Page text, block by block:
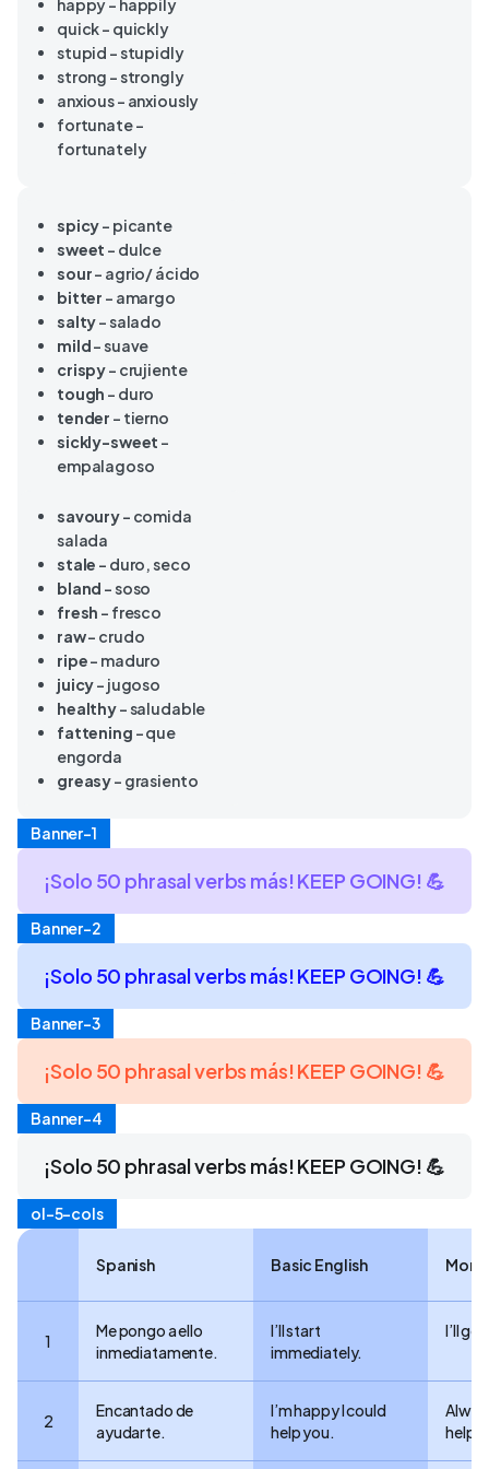
happy – happily
quick – quickly
stupid – stupidly
strong – strongly
anxious – anxiously
fortunate –
fortunately
spicy– picante
sweet – dulce
sour– agrio/ ácido
bitter – amargo
salty– salado
mild– suave
crispy– crujiente
tough – duro
tender – tierno
sickly-sweet –
empalagoso
savoury– comida
salada
stale – duro, seco
bland – soso
fresh – fresco
raw– crudo
ripe– maduro
juicy– jugoso
healthy– saludable
fattening – que
engorda
greasy– grasiento
Banner-1
¡Solo 50 phrasal verbs más! KEEP GOING! 💪
Banner-2
¡Solo 50 phrasal verbs más! KEEP GOING! 💪
Banner-3
¡Solo 50 phrasal verbs más! KEEP GOING! 💪
Banner-4
¡Solo 50 phrasal verbs más! KEEP GOING! 💪
ol-5-cols
Spanish Basic English More
1
Me pongo a ello
inmediatamente.
I’ll start
immediately.
I’ll
2
Encantado de
ayudarte.
I’m happy I could
help you.
help.